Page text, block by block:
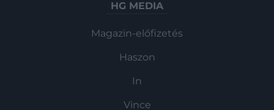
HG MEDIA
Magazin-előfizetés
Haszon
In
Vince